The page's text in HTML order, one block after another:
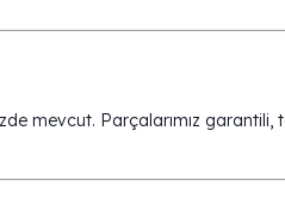
mevcut. Parçalarımız garantili,